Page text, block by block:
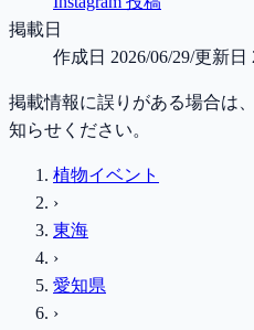
掲載日
作成日 2026/06/29/更新日
掲載情報に誤りがある場合は、
知らせください。
植物イベント
›
東海
›
愛知県
›